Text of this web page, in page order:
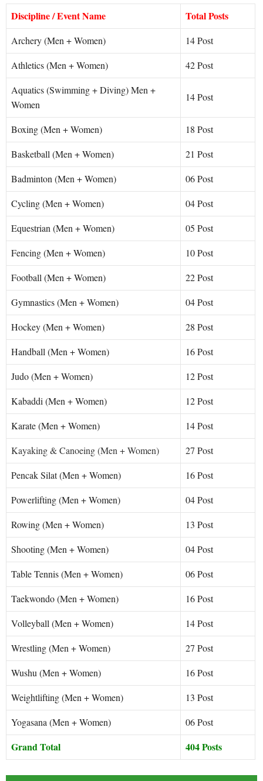
Discipline / Event Name Total Posts
Archery (Men + Women)
14 Post
Athletics (Men + Women)
42 Post
Aquatics (Swimming + Diving) Men +
Women
14 Post
Boxing (Men + Women)
18 Post
Basketball (Men + Women)
21 Post
Badminton (Men + Women)
06 Post
Cycling (Men + Women)
04 Post
Equestrian (Men + Women)
05 Post
Fencing (Men + Women)
10 Post
Football (Men + Women)
22 Post
Gymnastics (Men + Women)
04 Post
Hockey (Men + Women)
28 Post
Handball (Men + Women)
16 Post
Judo (Men + Women)
12 Post
Kabaddi (Men + Women)
12 Post
Karate (Men + Women)
14 Post
Kayaking & Canoeing (Men + Women)
27 Post
Pencak Silat (Men + Women)
16 Post
Powerlifting (Men + Women)
04 Post
Rowing (Men + Women)
13 Post
Shooting (Men + Women)
04 Post
Table Tennis (Men + Women)
06 Post
Taekwondo (Men + Women)
16 Post
Volleyball (Men + Women)
14 Post
Wrestling (Men + Women)
27 Post
Wushu (Men + Women)
16 Post
Weightlifting (Men + Women)
13 Post
Yogasana (Men + Women)
06 Post
Grand Total 404 Posts